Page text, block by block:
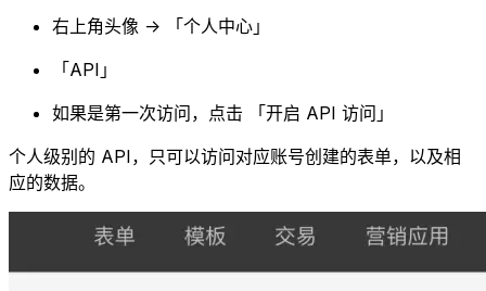
右上角头像 -> 「个人中心」
「API」
如果是第一次访问，点击 「开启 API 访问」
个人级别的 API，只可以访问对应账号创建的表单，以及相
应的数据。